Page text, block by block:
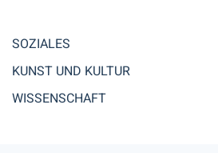
SOZIALES
KUNST UND KULTUR
WISSENSCHAFT